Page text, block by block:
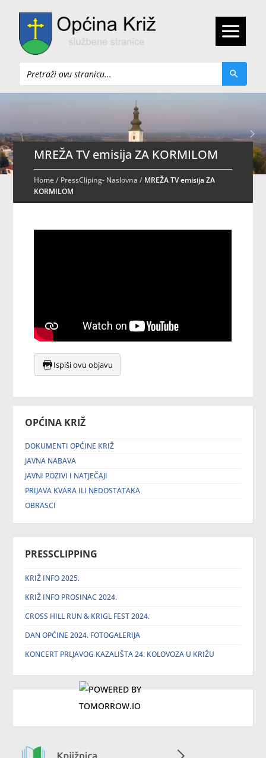
Pretraži
OPĆINA KRIŽ
DOKUMENTI OPĆINE KRIŽ
JAVNA NABAVA
JAVNI POZIVI I NATJEČAJI
PRIJAVA KVARA ILI NEDOSTATAKA
OBRASCI
PRESSCLIPPING
KRIŽ INFO 2025.
KRIŽ INFO PROSINAC 2024.
CROSS HILL RUN & KRIGL FEST 2024.
DAN OPĆINE 2024. FOTOGALERIJA
KONCERT PRLJAVOG KAZALIŠTA 24. KOLOVOZA U KRIŽU
MREŽA TV emisija ZA KORMILOM
Home/ PressCliping- Naslovna / MREŽA TV emisija ZA
KORMILOM
Ispiši ovu objavu